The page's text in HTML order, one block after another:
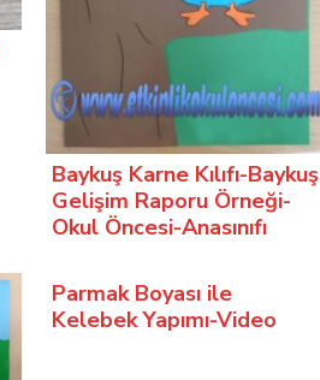
Baykuş Karne Kılıfı-Baykuş
Gelişim Raporu Örneği-
Okul Öncesi-Anasınıfı
Parmak Boyası ile
Kelebek Yapımı-Video